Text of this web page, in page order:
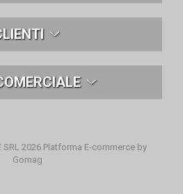
SRL 2026 Platforma E-commerce by
Gomag